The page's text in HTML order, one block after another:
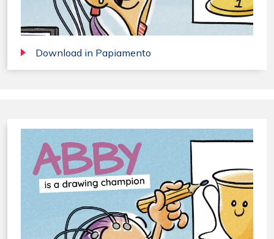
Download in Papiamento